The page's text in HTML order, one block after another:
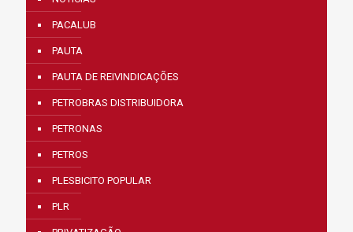
PACALUB
PAUTA
PAUTA DE REIVINDICAÇÕES
PETROBRAS DISTRIBUIDORA
PETRONAS
PETROS
PLESBICITO POPULAR
PLR